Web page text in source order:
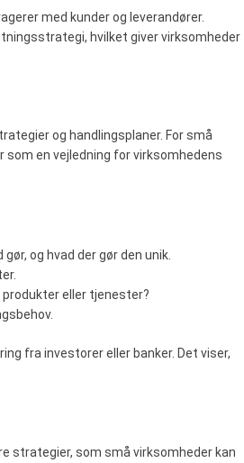
med kunder og leverandører.
hvilket giver virksomheder
og handlingsplaner. For små
en vejledning for virksomhedens
og hvad der gør den unik.
produkter eller tjenester?
fra investorer eller banker. Det viser,
strategier, som små virksomheder kan